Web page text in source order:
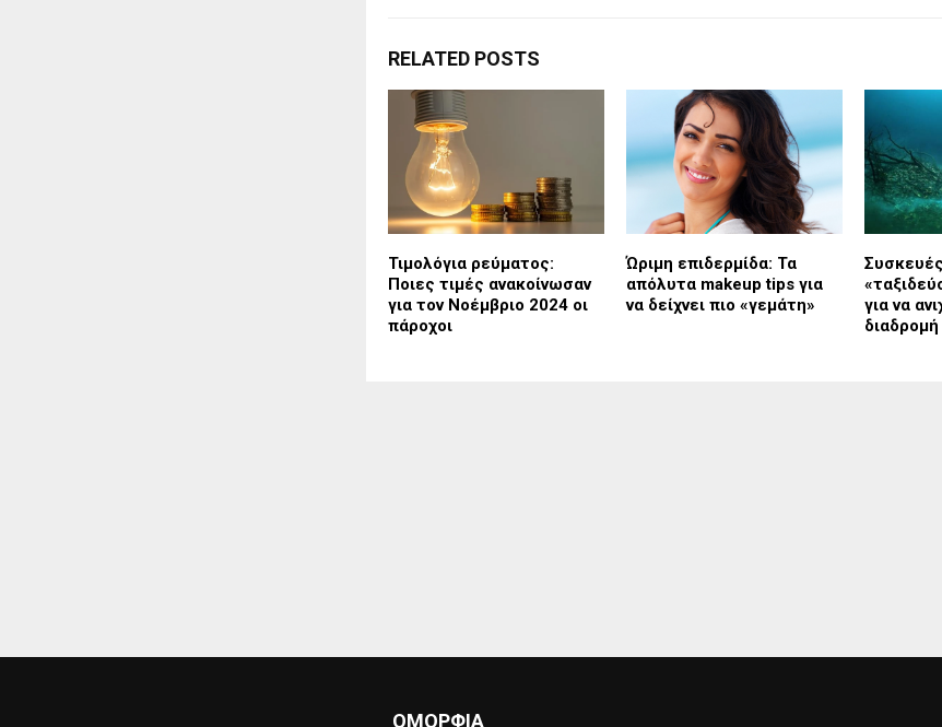
RELATED POSTS
Τιμολόγια ρεύματος:
Ποιες τιμές ανακοίνωσαν
για τον Νοέμβριο 2024 οι
πάροχοι
Ώριμη επιδερμίδα: Τα
απόλυτα makeup tips για
να δείχνει πιο «γεμάτη»
για να
ΟΜΟΡΦΙΆ